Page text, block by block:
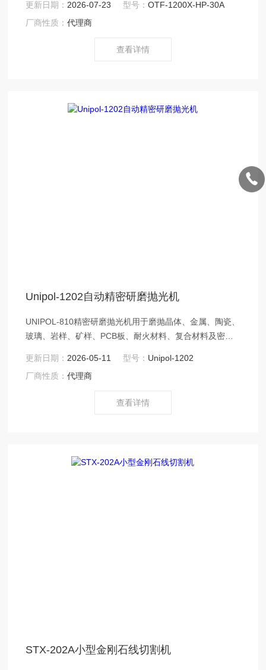
到设定值。其炉管采用镍基合金钢管制作，其尺寸为
30mm O.D x 12 mm I.D x 560 mm L。
更新日期： 2026-07-23 型号：OTF-1200X-HP-30A
厂商性质：代理商
查看详情
Unipol-1202自动精密研磨抛光机
UNIPOL-810精密研磨抛光机用于磨抛晶体、金属、陶瓷、
玻璃、岩样、矿样、PCB板、耐火材料、复合材料及密封
石、钒酸钇、铌酸锂、砷化镓。本机配有桃形孔载物盘，
更加方便了对金 UNIPOL-1202 自动精密研磨抛光机专门
材料、PCB板、复合材料而设计的新一代产品。它配备了
更新日期： 2026-05-11 型号： Unipol-1202
厂商性质：代理商
查看详情
STX-202A小型金刚石线切割机